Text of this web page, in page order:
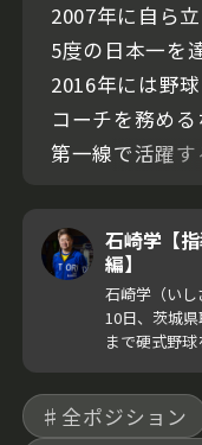
2007年に自ら
5度の日本一を
2016年には野
コーチを務め
第一線で活躍す
今回の動画で
ル回しにフォー
らしつつ、ス
法を伝えた。
石崎学【
編】
石崎学（いし
10日、茨城
まで硬式野
♯全ポジション